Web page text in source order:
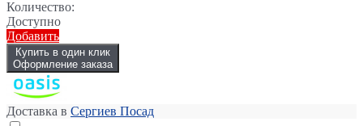
Количество:
Доступно
Добавить
Купить в один клик
Оформление заказа
Доставка в Сергиев Посад